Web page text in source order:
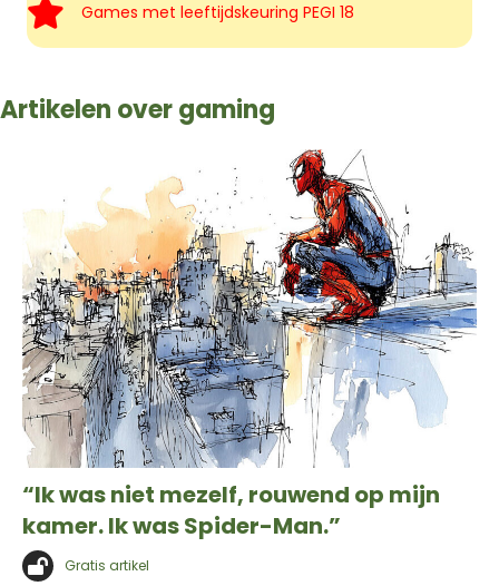
Games met leeftijdskeuring PEGI 18
Artikelen over gaming
“Ik was niet mezelf, rouwend op mijn
kamer. Ik was Spider-Man.”
Gratis artikel